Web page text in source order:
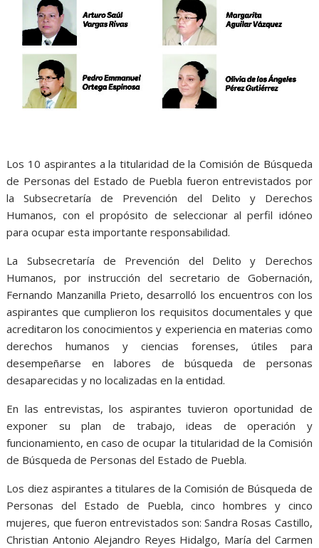
Los 10 aspirantes a la titularidad de la Comisión de Búsqueda
de Personas del Estado de Puebla fueron entrevistados por
la Subsecretaría de Prevención del Delito y Derechos
Humanos, con el propósito de seleccionar al perfil idóneo
para ocupar esta importante responsabilidad.
La Subsecretaría de Prevención del Delito y Derechos
Humanos, por instrucción del secretario de Gobernación,
Fernando Manzanilla Prieto, desarrolló los encuentros con los
aspirantes que cumplieron los requisitos documentales y que
acreditaron los conocimientos y experiencia en materias como
derechos humanos y ciencias forenses, útiles para
desempeñarse en labores de búsqueda de personas
desaparecidas y no localizadas en la entidad.
En las entrevistas, los aspirantes tuvieron oportunidad de
exponer su plan de trabajo, ideas de operación y
funcionamiento, en caso de ocupar la titularidad de la Comisión
de Búsqueda de Personas del Estado de Puebla.
Los diez aspirantes a titulares de la Comisión de Búsqueda de
Personas del Estado de Puebla, cinco hombres y cinco
mujeres, que fueron entrevistados son: Sandra Rosas Castillo,
Christian Antonio Alejandro Reyes Hidalgo, María del Carmen